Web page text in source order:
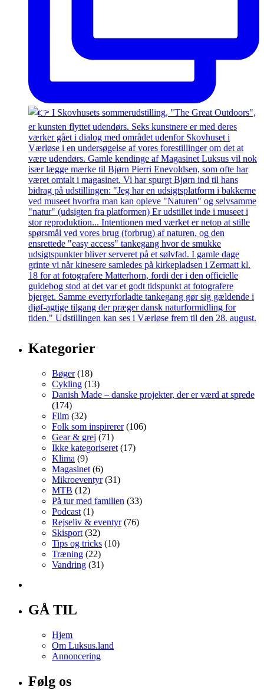
Kategorier
Bøger(18)
Cykling (13)
Danish Made – danske projekter, der er værd at sprede
(174)
Film (32)
Folk som inspirerer(106)
Gear & grej (71)
Ikke kategoriseret (17)
Klima (9)
Magasinet (6)
Mikroeventyr(31)
MTB (12)
På tur med familien (33)
Podcast (1)
Rejseliv & eventyr(76)
Skisport (32)
Tips og tricks (10)
Træning (22)
Vandring (31)
GÅ TIL
Hjem
Om Luksus.land
Annoncering
Følg os